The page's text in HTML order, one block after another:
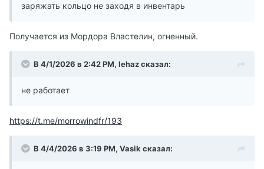
заряжать кольцо не заходя в инвентарь
Получается из Мордора Властелин, огненный.
В 4/1/2026 в 2:42 PM, lehazсказал:
не работает
https://t.me/morrowindfr/193
В 4/4/2026 в 3:19 PM, Vasik сказал: